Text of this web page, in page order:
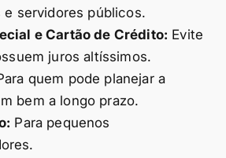
e servidores públicos.
e Cartão de Crédito: Evite
juros altíssimos.
quem pode planejar a
bem a longo prazo.
Para pequenos